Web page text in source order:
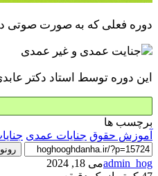
دوره فعلی که به صورت صوتی
این دوره توسط استاد دکتر
برچسب ها
آموزش حقوق جنایات عمدی
admin_hogمی 18, 2024